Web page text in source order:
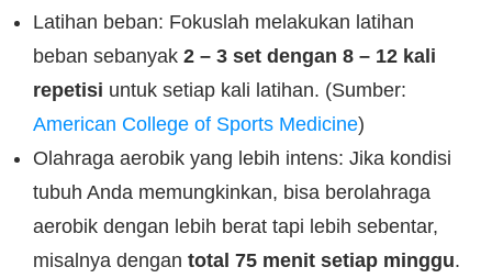
Latihan beban: Fokuslah melakukan latihan
beban sebanyak 2 – 3 set dengan 8 – 12 kali
repetisi untuk setiap kali latihan. (Sumber:
American College of Sports Medicine)
Olahraga aerobik yang lebih intens: Jika kondisi
tubuh Anda memungkinkan, bisa berolahraga
aerobik dengan lebih berat tapi lebih sebentar,
misalnya dengan total 75 menit setiap minggu.